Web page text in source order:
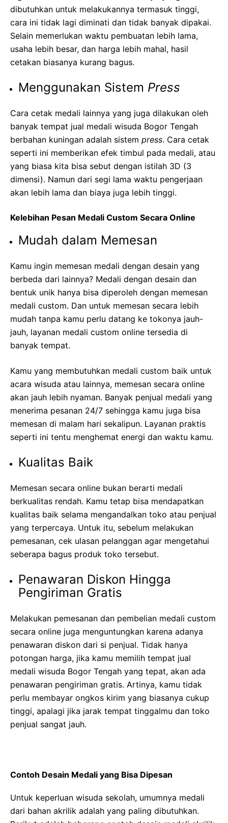
dibutuhkan untuk melakukannya termasuk tinggi,
cara ini tidak lagi diminati dan tidak banyak dipakai.
Selain memerlukan waktu pembuatan lebih lama,
usaha lebih besar, dan harga lebih mahal, hasil
cetakan biasanya kurang bagus.
Menggunakan Sistem Press
Cara cetak medali lainnya yang juga dilakukan oleh
banyak tempat jual medali wisuda Bogor Tengah
berbahan kuningan adalah sistem press. Cara cetak
seperti ini memberikan efek timbul pada medali, atau
yang biasa kita bisa sebut dengan istilah 3D (3
dimensi). Namun dari segi lama waktu pengerjaan
akan lebih lama dan biaya juga lebih tinggi.
Kelebihan Pesan Medali Custom Secara Online
Mudah dalam Memesan
Kamu ingin memesan medali dengan desain yang
berbeda dari lainnya? Medali dengan desain dan
bentuk unik hanya bisa diperoleh dengan memesan
medali custom. Dan untuk memesan secara lebih
mudah tanpa kamu perlu datang ke tokonya jauh-
jauh, layanan medali custom online tersedia di
banyak tempat.
Kamu yang membutuhkan medali custom baik untuk
acara wisuda atau lainnya, memesan secara online
akan jauh lebih nyaman. Banyak penjual medali yang
menerima pesanan 24/7 sehingga kamu juga bisa
memesan di malam hari sekalipun. Layanan praktis
seperti ini tentu menghemat energi dan waktu kamu.
Kualitas Baik
Memesan secara online bukan berarti medali
berkualitas rendah. Kamu tetap bisa mendapatkan
kualitas baik selama mengandalkan toko atau penjual
yang terpercaya. Untuk itu, sebelum melakukan
pemesanan, cek ulasan pelanggan agar mengetahui
seberapa bagus produk toko tersebut.
Penawaran Diskon Hingga
Pengiriman Gratis
Melakukan pemesanan dan pembelian medali custom
secara online juga menguntungkan karena adanya
penawaran diskon dari si penjual. Tidak hanya
potongan harga, jika kamu memilih tempat jual
medali wisuda Bogor Tengah yang tepat, akan ada
penawaran pengiriman gratis. Artinya, kamu tidak
perlu membayar ongkos kirim yang biasanya cukup
tinggi, apalagi jika jarak tempat tinggalmu dan toko
penjual sangat jauh.
Contoh Desain Medali yang Bisa Dipesan
Untuk keperluan wisuda sekolah, umumnya medali
dari bahan akrilik adalah yang paling dibutuhkan.